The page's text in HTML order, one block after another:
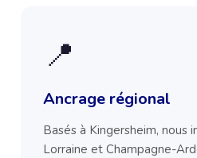
📍
Ancrage régional
Basés à Kingersheim, nous
Lorraine et Champagne-